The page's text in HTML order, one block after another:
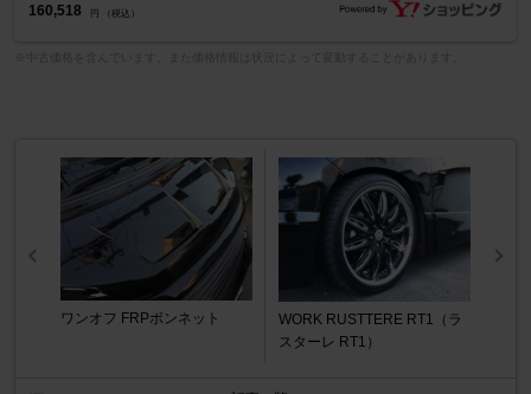
160,518 円 （税込）
ワンオフ FRPボンネット
WORK RUSTTERE RT1（ラ
スターレ RT1）